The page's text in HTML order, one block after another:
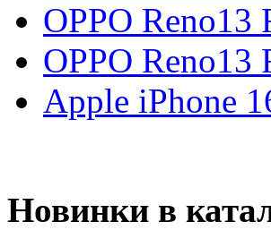
OPPO Reno13
OPPO Reno13
Apple iPhone
Новинки в